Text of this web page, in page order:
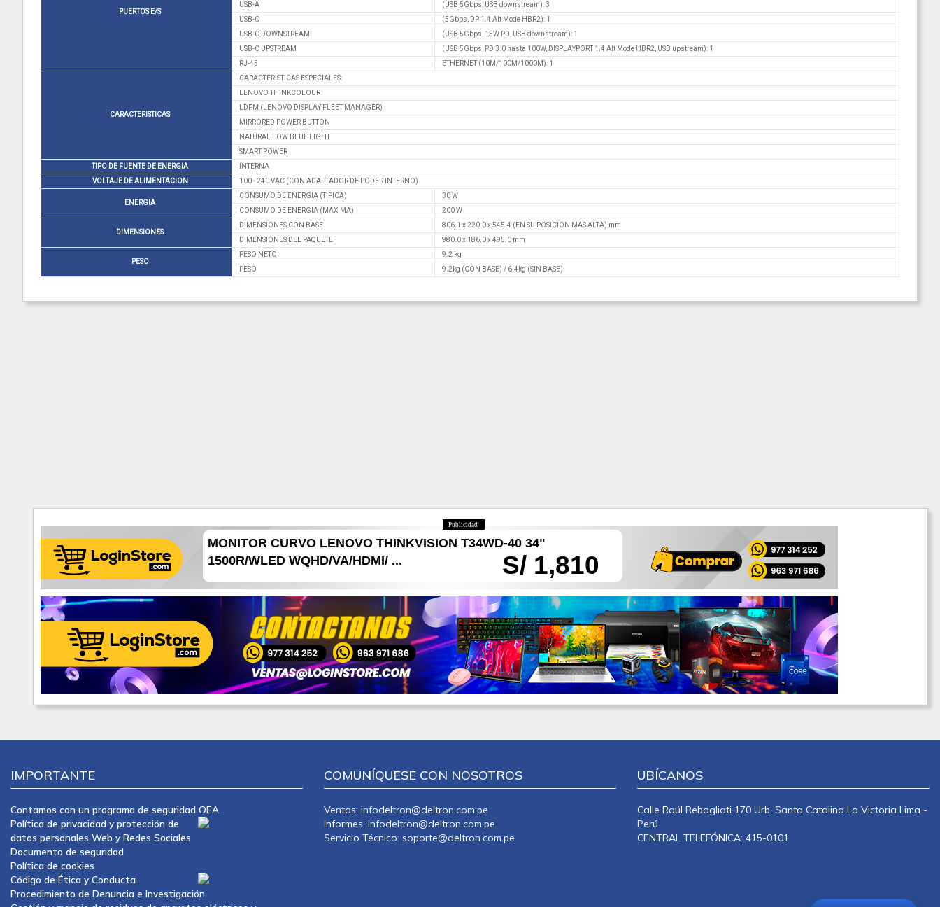
PUERTOS E/S
USB-A
(USB 5Gbps, USB downstream): 3
USB-C
(5Gbps, DP 1.4 Alt Mode HBR2): 1
USB-C DOWNSTREAM
(USB 5Gbps, 15W PD, USB downstream): 1
USB-C UPSTREAM
(USB 5Gbps, PD 3.0 hasta 100W, DISPLAYPORT 1.4 Alt Mode HBR2, USB upstream): 1
RJ-45
ETHERNET (10M/100M/1000M): 1
CARACTERISTICAS
CARACTERISTICAS ESPECIALES:
LENOVO THINKCOLOUR
LDFM (LENOVO DISPLAY FLEET MANAGER)
MIRRORED POWER BUTTON
NATURAL LOW BLUE LIGHT
SMART POWER
TIPO DE FUENTE DE ENERGIA
INTERNA
VOLTAJE DE ALIMENTACION
100 - 240 VAC (CON ADAPTADOR DE PODER INTERNO)
ENERGIA
CONSUMO DE ENERGIA (TIPICA)
30 W
CONSUMO DE ENERGIA (MAXIMA)
200 W
DIMENSIONES
DIMENSIONES CON BASE
806.1 x 220.0 x 545.4 (EN SU POSICION MAS ALTA) mm
DIMENSIONES DEL PAQUETE
980.0 x 186.0 x 495.0 mm
PESO
PESO NETO
9.2 kg
PESO
9.2kg (CON BASE) / 6.4kg (SIN BASE)
Publicidad
S/ 1,810
MONITOR CURVO LENOVO THINKVISION T34WD-40 34"
1500R/WLED WQHD/VA/HDMI/ ...
IMPORTANTE
Contamos con un programa de seguridad OEA
Política de privacidad y protección de
datos personales Web y Redes Sociales
Documento de seguridad
Política de cookies
Código de Ética y Conducta
Procedimiento de Denuncia e Investigación
COMUNÍQUESE CON NOSOTROS
Ventas: infodeltron@deltron.com.pe
Informes: infodeltron@deltron.com.pe
Servicio Técnico: soporte@deltron.com.pe
UBÍCANOS
Calle Raúl Rebagliati 170 Urb. Santa Catalina La Victoria Lima -
Perú
CENTRAL TELEFÓNICA: 415-0101